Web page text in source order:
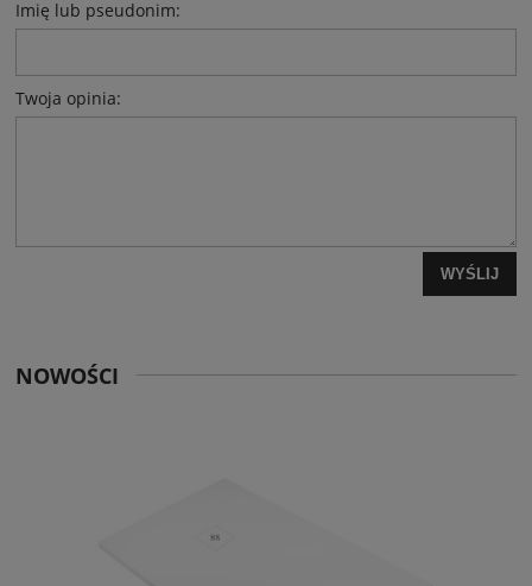
Imię lub pseudonim:
Twoja opinia:
WYŚLIJ
NOWOŚCI